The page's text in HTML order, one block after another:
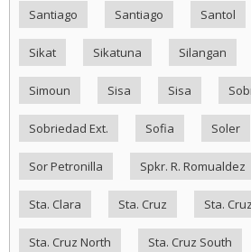
Santiago Santiago Santol
Sikat Sikatuna Silangan
Simoun Sisa Sisa
Sobriedad Ext. Sofia Soler
Sor Petronilla Spkr. R. Romualdez
Sta. Clara Sta. Cruz Sta.
Sta. Cruz North Sta. Cruz South